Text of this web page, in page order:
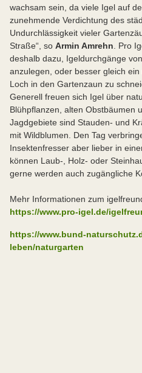
wachsam sein, da viele Igel auf
zunehmende Verdichtung des
Undurchlässigkeit vieler
Straße“, so Armin Amrehn . Pro
deshalb dazu, Igeldurchgänge
anzulegen, oder besser gleich
Loch in den Gartenzaun zu
Generell freuen sich Igel über
Blühpflanzen, alten Obstbäumen
Jagdgebiete sind Stauden- und
mit Wildblumen. Den Tag
Insektenfresser aber lieber in
können Laub-, Holz- oder
gerne werden auch zugängliche
Mehr Informationen zum
https://www.pro-igel.de/
https://www.bund-
leben/naturgarten